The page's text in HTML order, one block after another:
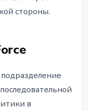
стороны.
в